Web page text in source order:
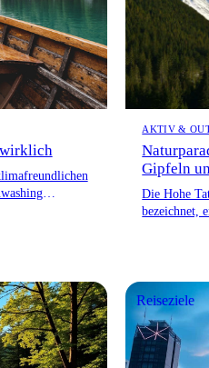
AKTIV &
Gipfeln
Die Hohe
bezeichnet,
Reiseziele